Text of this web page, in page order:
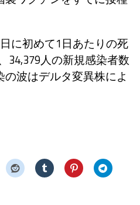
に初めて1日あたりの死
34,379人の新規感染者数
波はデルタ変異株によ